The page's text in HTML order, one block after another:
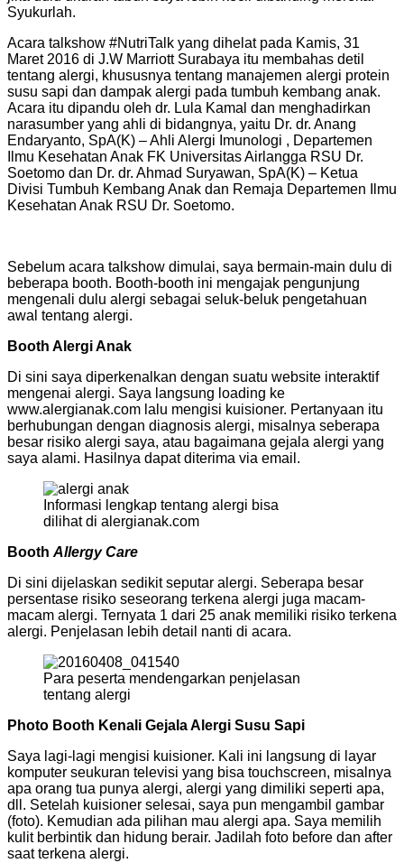
Syukurlah.
Acara talkshow #NutriTalk yang dihelat pada Kamis, 31
Maret 2016 di J.W Marriott Surabaya itu membahas detil
tentang alergi, khususnya tentang manajemen alergi protein
susu sapi dan dampak alergi pada tumbuh kembang anak.
Acara itu dipandu oleh dr. Lula Kamal dan menghadirkan
narasumber yang ahli di bidangnya, yaitu Dr. dr. Anang
Endaryanto, SpA(K) – Ahli Alergi Imunologi , Departemen
Ilmu Kesehatan Anak FK Universitas Airlangga RSU Dr.
Soetomo dan Dr. dr. Ahmad Suryawan, SpA(K) – Ketua
Divisi Tumbuh Kembang Anak dan Remaja Departemen Ilmu
Kesehatan Anak RSU Dr. Soetomo.
Sebelum acara talkshow dimulai, saya bermain-main dulu di
beberapa booth. Booth-booth ini mengajak pengunjung
mengenali dulu alergi sebagai seluk-beluk pengetahuan
awal tentang alergi.
Booth Alergi Anak
Di sini saya diperkenalkan dengan suatu website interaktif
mengenai alergi. Saya langsung loading ke
www.alergianak.com lalu mengisi kuisioner. Pertanyaan itu
berhubungan dengan diagnosis alergi, misalnya seberapa
besar risiko alergi saya, atau bagaimana gejala alergi yang
saya alami. Hasilnya dapat diterima via email.
Informasi lengkap tentang alergi bisa
dilihat di alergianak.com
Booth Allergy Care
Di sini dijelaskan sedikit seputar alergi. Seberapa besar
persentase risiko seseorang terkena alergi juga macam-
macam alergi. Ternyata 1 dari 25 anak memiliki risiko terkena
alergi. Penjelasan lebih detail nanti di acara.
Para peserta mendengarkan penjelasan
tentang alergi
Photo Booth Kenali Gejala Alergi Susu Sapi
Saya lagi-lagi mengisi kuisioner. Kali ini langsung di layar
komputer seukuran televisi yang bisa touchscreen, misalnya
apa orang tua punya alergi, alergi yang dimiliki seperti apa,
dll. Setelah kuisioner selesai, saya pun mengambil gambar
(foto). Kemudian ada pilihan mau alergi apa. Saya memilih
kulit berbintik dan hidung berair. Jadilah foto before dan after
saat terkena alergi.